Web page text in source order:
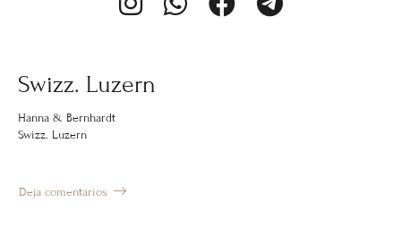
Swizz. Luzern
Hanna & Bernhardt
Swizz. Luzern
Deja comentarios